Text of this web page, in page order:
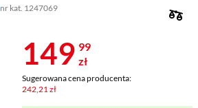
nr kat. 1247069
Cena 149,99
149 99
zł
Sugerowana cena producenta:
242,21 zł